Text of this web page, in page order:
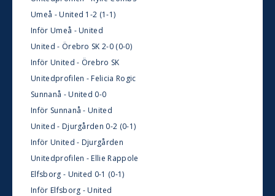
Umeå - United 1-2 (1-1)
Inför Umeå - United
United - Örebro SK 2-0 (0-0)
Inför United - Örebro SK
Unitedprofilen - Felicia Rogic
Sunnanå - United 0-0
Inför Sunnanå - United
United - Djurgården 0-2 (0-1)
Inför United - Djurgården
Unitedprofilen - Ellie Rappole
Elfsborg - United 0-1 (0-1)
Inför Elfsborg - United